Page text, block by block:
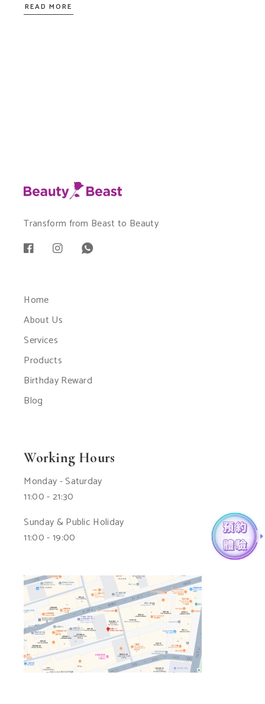
READ MORE
Transform from Beast to Beauty
Home
About Us
Services
Products
Birthday Reward
Blog
Working Hours
Monday - Saturday
11:00 - 21:30
Sunday & Public Holiday
11:00 - 19:00